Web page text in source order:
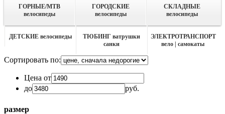
ГОРНЫЕ/MTB
велосипеды
ГОРОДСКИЕ
велосипеды
СКЛАДНЫЕ
велосипеды
ДЕТСКИЕ велосипеды
ТЮБИНГ ватрушки
санки
ЭЛЕКТРОТРАНСПОРТ
вело | самокаты
Сортировать по:
Цена от
до
руб.
размер